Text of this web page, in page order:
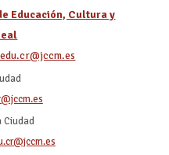
Educación, Cultura y
Ciudad